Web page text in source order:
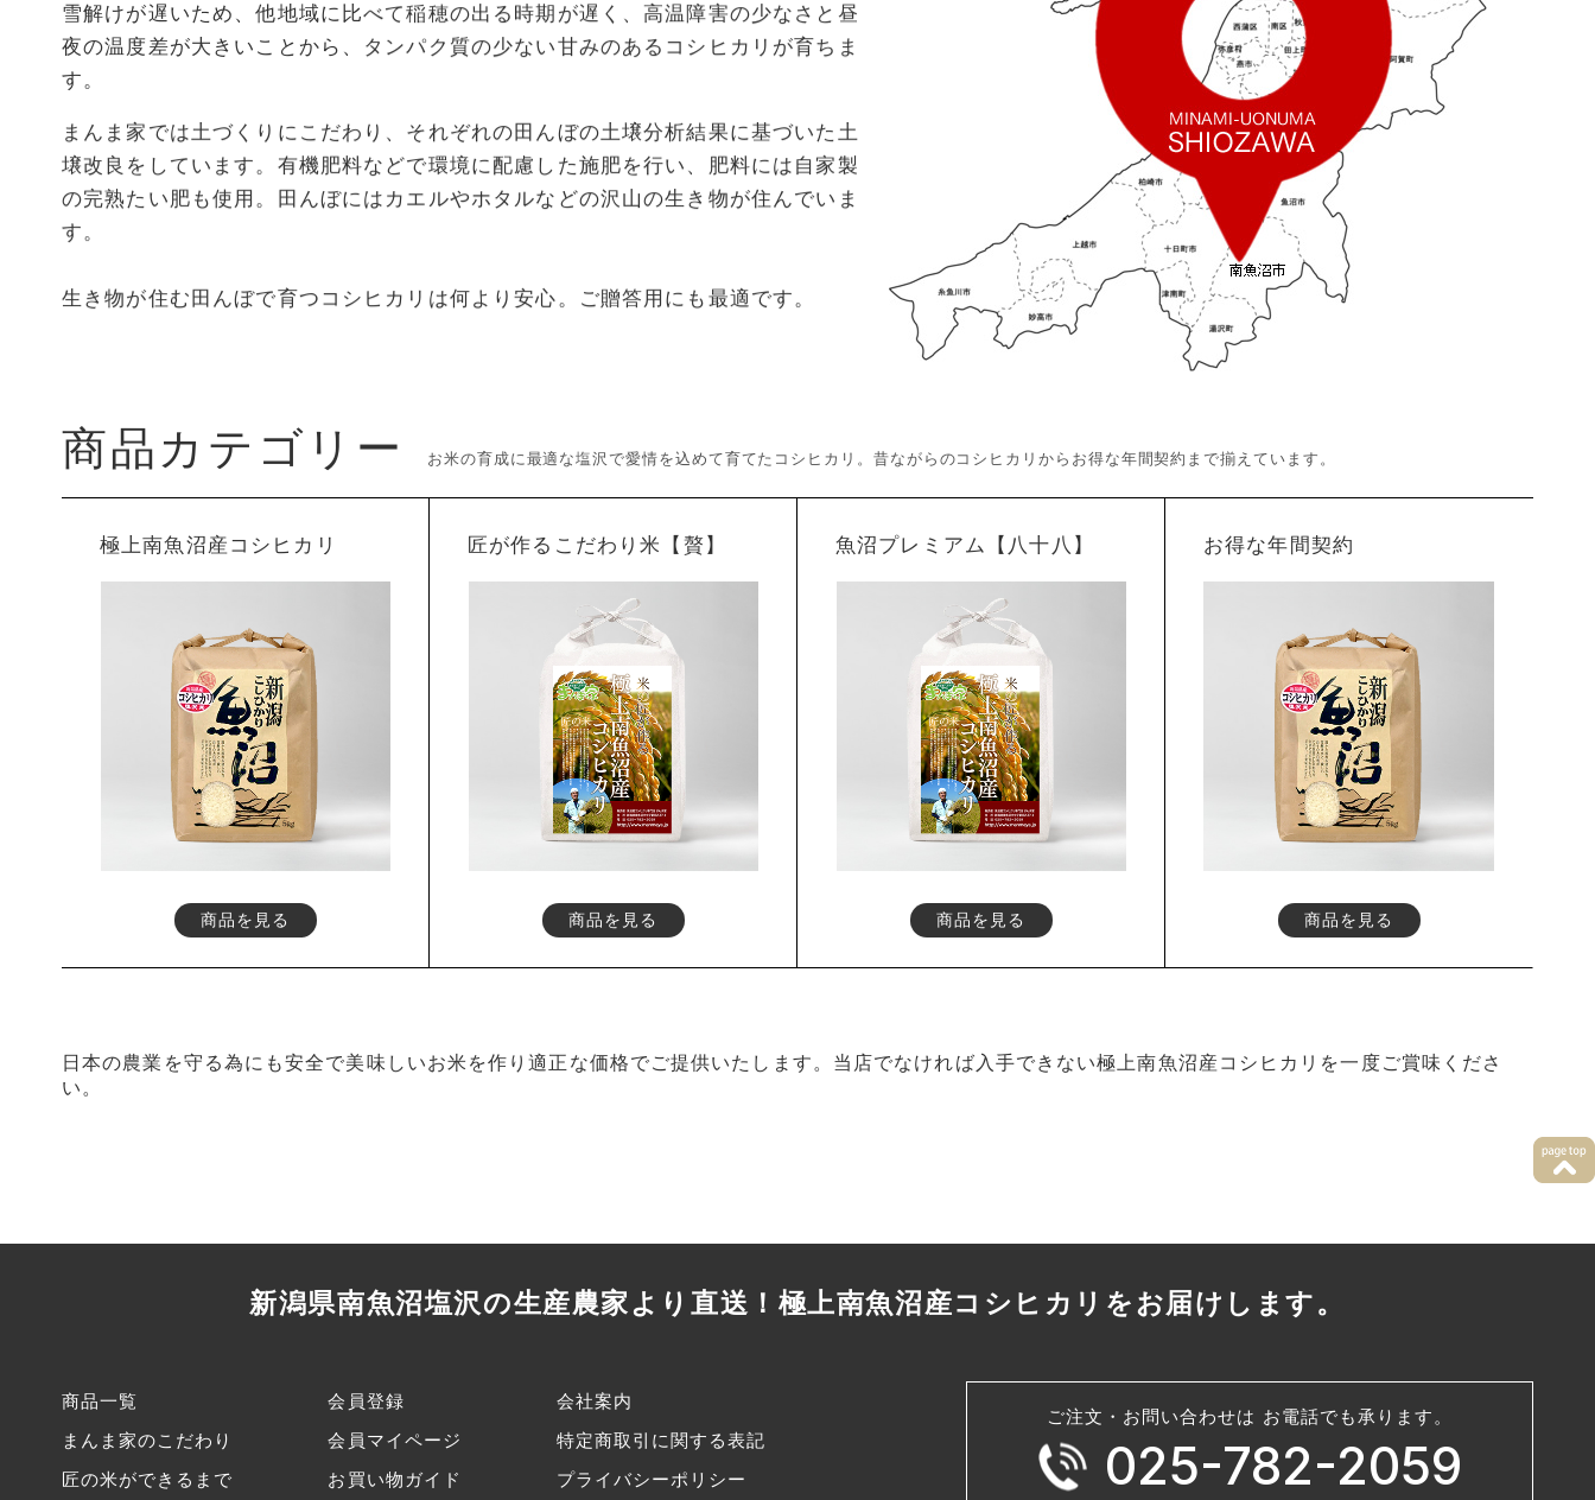
雪解けが遅いため、他地域に比べて稲穂の出る時期が遅く、高温障害の少なさと昼
夜の温度差が大きいことから、タンパク質の少ない甘みのあるコシヒカリが育ちま
す。
まんま家では土づくりにこだわり、それぞれの田んぼの土壌分析結果に基づいた土
壌改良をしています。有機肥料などで環境に配慮した施肥を行い、肥料には自家製
の完熟たい肥も使用。田んぼにはカエルやホタルなどの沢山の生き物が住んでいま
す。
生き物が住む田んぼで育つコシヒカリは何より安心。ご贈答用にも最適です。
商品カテゴリー お米の育成に最適な塩沢で愛情を込めて育てたコシヒカリ。 昔ながらのコシヒカリからお得な年間契約まで揃えています。
極上南魚沼産コシヒカリ 匠が作るこだわり米【贅】 魚沼プレミアム【八十八】 お得な年間契約
日本の農業を守る為にも安全で美味しいお米を作り適正な価格でご提供いたします。当店でなければ入手できない極上南魚沼産コシヒカリを一度ご賞味くださ
い。
新潟県南魚沼塩沢の生産農家より直送！ 極上南魚沼産コシヒカリをお届けします。
商品一覧
まんま家のこだわり
匠の米ができるまで
会員登録
会員マイページ
お買い物ガイド
会社案内
特定商取引に関する表記
プライバシーポリシー
ご注文・お問い合わせは お電話でも承ります。
025-782-2059